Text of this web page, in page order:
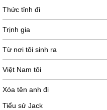
Thức tỉnh đi
Trịnh gia
Từ nơi tôi sinh ra
Việt Nam tôi
Xóa tên anh đi
Tiểu sử Jack